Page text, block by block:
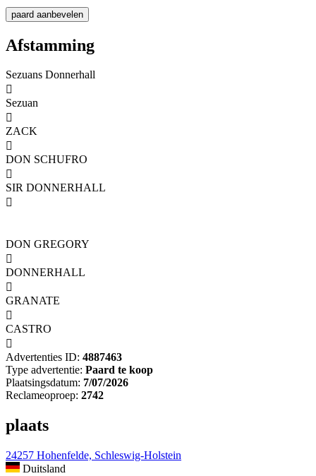
Afstamming
Sezuans Donnerhall

Sezuan

ZACK

DON SCHUFRO

SIR DONNERHALL

DON GREGORY

DONNERHALL

GRANATE

CASTRO

Advertenties ID: 4887463
Type advertentie: Paard te koop
Plaatsingsdatum: 7/07/2026
Reclameoproep: 2742
plaats
24257 Hohenfelde, Schleswig-Holstein
Duitsland